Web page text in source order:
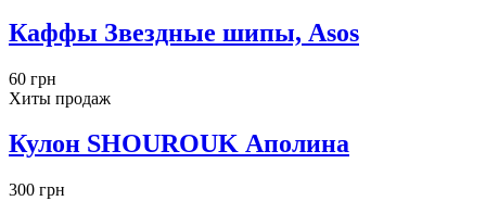
Каффы Звездные шипы, Asos
60 грн
Хиты продаж
Кулон SHOUROUK Аполина
300 грн